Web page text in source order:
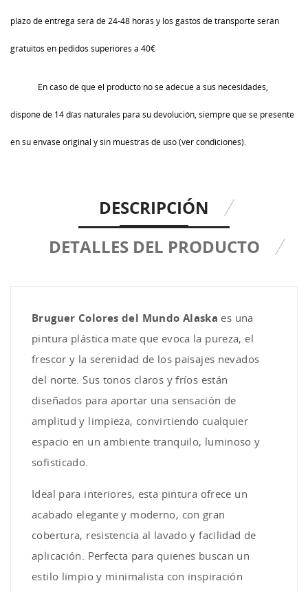
plazo de entrega será de 24-48 horas y los gastos de transporte serán
gratuitos en pedidos superiores a 40€
En caso de que el producto no se adecue a sus necesidades,
dispone de 14 días naturales para su devolución, siempre que se presente
en su envase original y sin muestras de uso (ver condiciones).
DESCRIPCIÓN
DETALLES DEL PRODUCTO
Bruguer Colores del Mundo Alaska es una
pintura plástica mate que evoca la pureza, el
frescor y la serenidad de los paisajes nevados
del norte. Sus tonos claros y fríos están
diseñados para aportar una sensación de
amplitud y limpieza, convirtiendo cualquier
espacio en un ambiente tranquilo, luminoso y
sofisticado.
Ideal para interiores, esta pintura ofrece un
acabado elegante y moderno, con gran
cobertura, resistencia al lavado y facilidad de
aplicación. Perfecta para quienes buscan un
estilo limpio y minimalista con inspiración